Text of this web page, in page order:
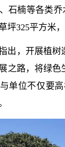
石楠等各类
坪325平方米
出，开展植
之路，将绿
单位不仅要